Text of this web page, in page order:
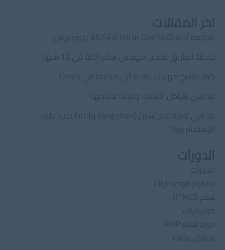
مراجعة أداة AIOSEO (All in One SEO) لووردبريس
خارطة الطريق لتصبح مهندس تعلّم الآلة في 12 شهرًا
كيف تصبح مهندس تعلم آلي محترفًا في 2025؟
ما هي هياكل البيانات ولماذا نحتاجها؟
ما هي تقنية لانج تشين (lang chain) ولماذا يجب عليك
الإهتمام بها؟
الدورات
الدورات
تصميم قواعد بيانات
تعلم HTML5
خوارزميات
دورة تعلم PHP
هياكل بيانات